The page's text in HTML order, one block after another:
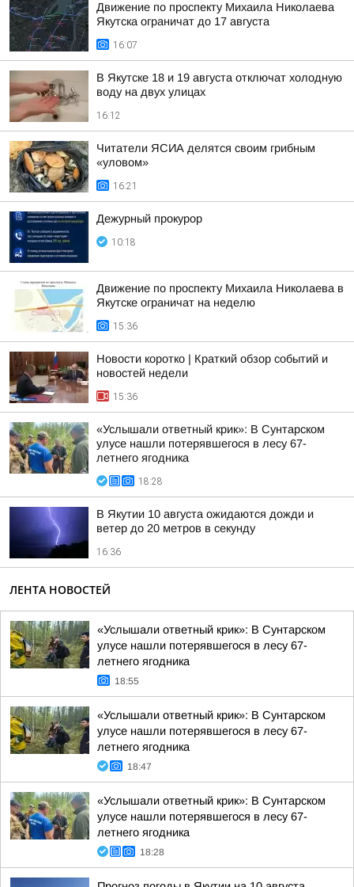
Движение по проспекту Михаила Николаева
Якутска ограничат до 17 августа
16:07
В Якутске 18 и 19 августа отключат холодную
воду на двух улицах
16:12
Читатели ЯСИА делятся своим грибным
«уловом»
16:21
Дежурный прокурор
10:18
Движение по проспекту Михаила Николаева в
Якутске ограничат на неделю
15:36
Новости коротко | Краткий обзор событий и
новостей недели
15:36
«Услышали ответный крик»: В Сунтарском
улусе нашли потерявшегося в лесу 67-
летнего ягодника
18:28
В Якутии 10 августа ожидаются дожди и
ветер до 20 метров в секунду
16:36
ЛЕНТА НОВОСТЕЙ
«Услышали ответный крик»: В Сунтарском
улусе нашли потерявшегося в лесу 67-
летнего ягодника
18:55
«Услышали ответный крик»: В Сунтарском
улусе нашли потерявшегося в лесу 67-
летнего ягодника
18:47
«Услышали ответный крик»: В Сунтарском
улусе нашли потерявшегося в лесу 67-
летнего ягодника
18:28